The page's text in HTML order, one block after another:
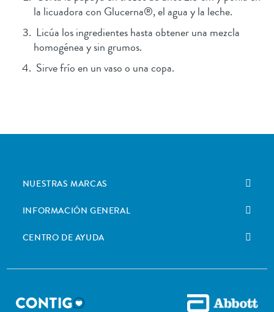
la licuadora con Glucerna®, el agua y la leche.
Licúa los ingredientes hasta obtener una mezcla
homogénea y sin grumos.
Sirve frío en un vaso o una copa.
NUESTRAS MARCAS
INFORMACIÓN GENERAL
CENTRO DE AYUDA